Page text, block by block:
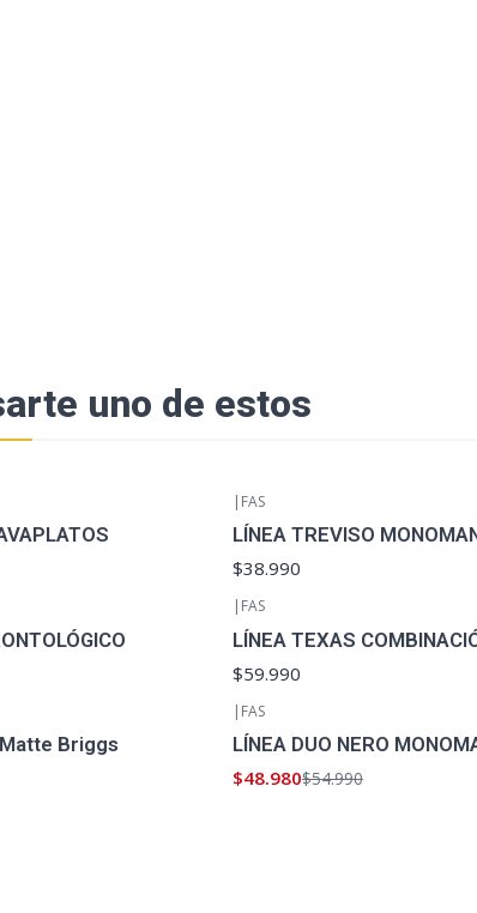
uno de estos
| FAS
LÍNEA TREVISO
$38.990
| FAS
LÍNEA TEXAS
$59.990
Briggs
| FAS
LÍNEA DUO NERO
$48.980$54.990